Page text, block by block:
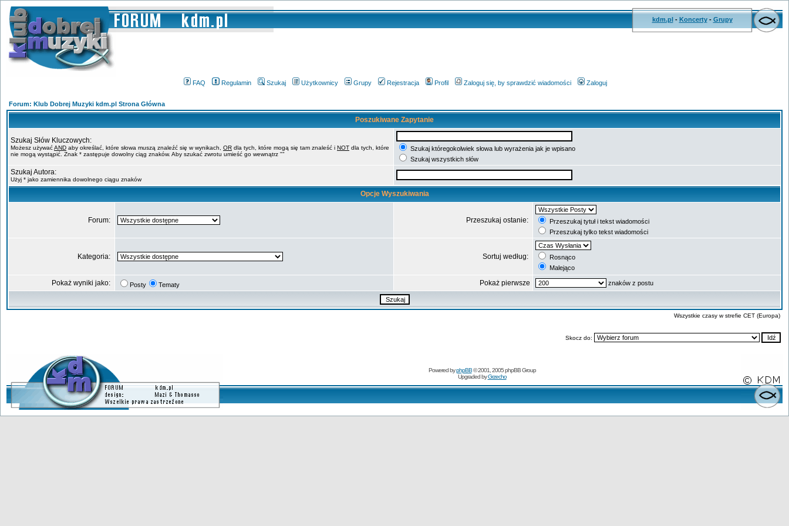
kdm.pl- Koncerty- Grupy
FAQ Regulamin Szukaj Użytkownicy Grupy Rejestracja Profil Zaloguj się, by sprawdzić wiadomości Zaloguj
Forum: Klub Dobrej Muzyki kdm.pl Strona Główna
Poszukiwane Zapytanie
Szukaj Słów Kluczowych:
Możesz używaćAND aby określać, które słowa muszą znaleźć się w wynikach, OR dla tych, które mogą się tam znaleść i NOT dla tych, które
nie mogą wystąpić. Znak * zastępuje dowolny ciąg znaków. Aby szukać zwrotu umieść go wewnątrz ""
Szukaj któregokolwiek słowa lub wyrażenia jak je wpisano
Szukaj wszystkich słów
Szukaj Autora:
Użyj * jako zamiennika dowolnego ciągu znaków
Opcje Wyszukiwania
Forum: Przeszukaj ostanie:
Przeszukaj tytuł i tekst wiadomości
Przeszukaj tylko tekst wiadomości
Kategoria: Sortuj według:
Rosnąco
Malejąco
Pokaż wyniki jako: Posty Tematy Pokaż pierwsze znaków z postu
Wszystkie czasy w strefie CET (Europa)
Skocz do:
Powered byphpBB© 2001, 2005 phpBB Group
Upgraded byGrzecho